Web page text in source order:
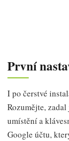
První
I po čerstvé
Rozumějte,
umístění a
Google účtu,